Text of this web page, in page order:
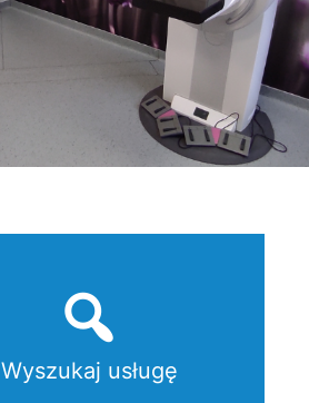
Wyszukaj usługę